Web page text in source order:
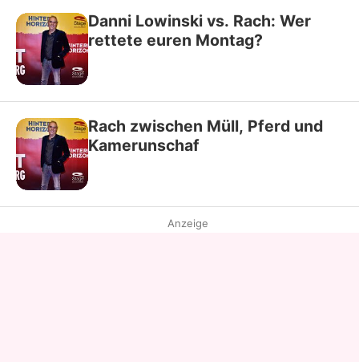
Danni Lowinski vs. Rach: Wer
rettete euren Montag?
Rach zwischen Müll, Pferd und
Kamerunschaf
Anzeige